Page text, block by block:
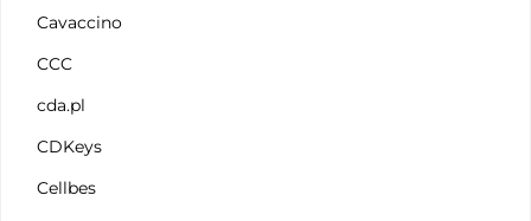
Cavaccino
CCC
cda.pl
CDKeys
Cellbes